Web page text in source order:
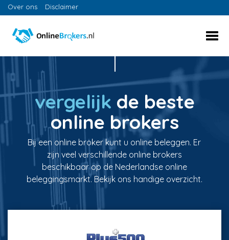
Over ons Disclaimer
vergelijk de beste
online brokers
Bij een online broker kunt u online beleggen. Er
zijn veel verschillende online brokers
beschikbaar op de Nederlandse online
beleggingsmarkt. Bekijk ons handige overzicht.